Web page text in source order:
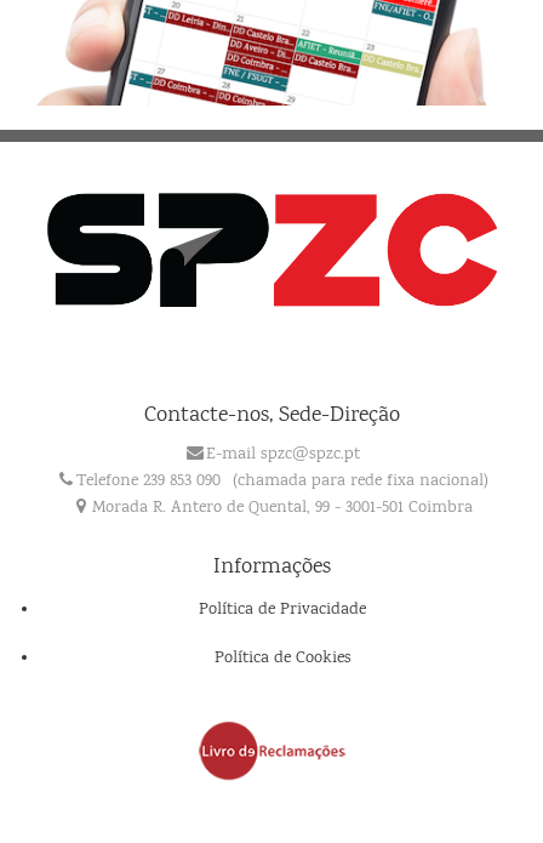
Contacte-nos, Sede-Direção
E-mail spzc@spzc.pt
Telefone 239 853 090 (chamada para rede fixa nacional)
Morada R. Antero de Quental, 99 - 3001-501 Coimbra
Informações
Política de Privacidade
Política de Cookies